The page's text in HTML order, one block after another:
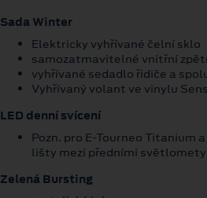
Sada Winter
Elektricky vyhřívané čelní sklo
samozatmavitelné vnitřní
vyhřívané sedadlo řidiče a
Vyhřívaný volant ve vinylu
LED denní svícení
Pozn. pro E-Tourneo Titanium
lišty mezi předními světlomety
Zelená Bursting